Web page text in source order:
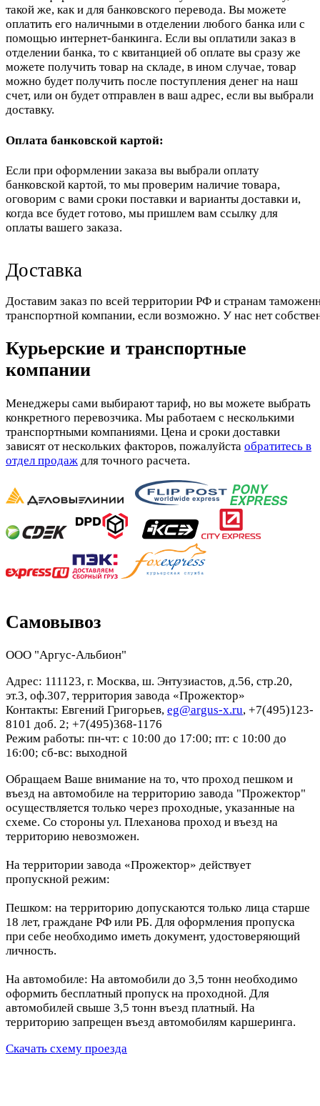
такой же, как и для банковского перевода. Вы можете
оплатить его наличными в отделении любого банка или с
помощью интернет-банкинга. Если вы оплатили заказ в
отделении банка, то с квитанцией об оплате вы сразу же
можете получить товар на складе, в ином случае, товар
можно будет получить после поступления денег на наш
счет, или он будет отправлен в ваш адрес, если вы выбрали
доставку.
Оплата банковской картой:
Если при оформлении заказа вы выбрали оплату
банковской картой, то мы проверим наличие товара,
оговорим с вами сроки поставки и варианты доставки и,
когда все будет готово, мы пришлем вам ссылку для
оплаты вашего заказа.
Доставка
Доставим заказ по всей территории РФ и странам
транспортной компании, если возможно. У нас нет
Курьерские и транспортные
компании
Менеджеры сами выбирают тариф, но вы можете выбрать
конкретного перевозчика. Мы работаем с несколькими
транспортными компаниями. Цена и сроки доставки
зависят от нескольких факторов, пожалуйста обратитесь в
отдел продаж для точного расчета.
Самовывоз
ООО "Аргус-Альбион"
Адрес: 111123, г. Москва, ш. Энтузиастов, д.56, стр.20,
эт.3, оф.307, территория завода «Прожектор»
Контакты: Евгений Григорьев, eg@argus-x.ru, +7(495)123-
8101 доб. 2; +7(495)368-1176
Режим работы: пн-чт: с 10:00 до 17:00; пт: с 10:00 до
16:00; сб-вс: выходной
Обращаем Ваше внимание на то, что проход пешком и
въезд на автомобиле на территорию завода "Прожектор"
осуществляется только через проходные, указанные на
схеме. Со стороны ул. Плеханова проход и въезд на
территорию невозможен.
На территории завода «Прожектор» действует
пропускной режим:
Пешком: на территорию допускаются только лица старше
18 лет, граждане РФ или РБ. Для оформления пропуска
при себе необходимо иметь документ, удостоверяющий
личность.
На автомобиле: На автомобили до 3,5 тонн необходимо
оформить бесплатный пропуск на проходной. Для
автомобилей свыше 3,5 тонн въезд платный. На
территорию запрещен въезд автомобилям каршеринга.
Скачать схему проезда